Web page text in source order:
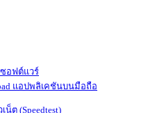
ซอฟต์แวร์
แอปพลิเคชันบนมือถือ
น็ต (Speedtest)